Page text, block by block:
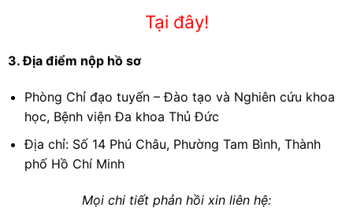
Tại đây!
3. Địa điểm nộp hồ sơ
Phòng Chỉ đạo tuyến – Đào tạo và Nghiên cứu khoa
học, Bệnh viện Đa khoa Thủ Đức
Địa chỉ: Số 14 Phú Châu, Phường Tam Bình, Thành
phố Hồ Chí Minh
Mọi chi tiết phản hồi xin liên hệ: